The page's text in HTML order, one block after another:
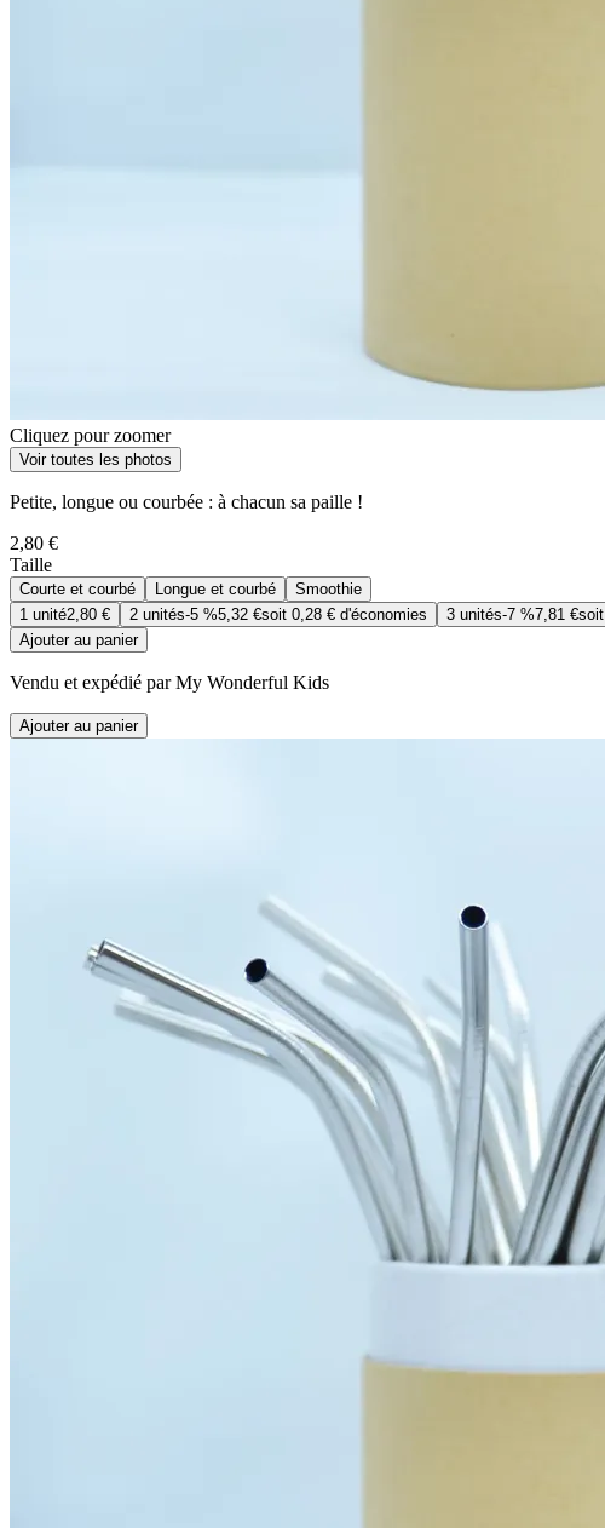
Cliquez pour zoomer
Voir toutes les photos
Petite, longue ou courbée : à chacun sa paille !
2,80 €
Taille
Courte et courbé Longue et courbé
Smoothie
1 unité2,80 € 2 unités-5 %5,32 €soit 0,28 € d'économies 3 unités-7 %7,81 €soit
Ajouter au panier
Vendu et expédié par My Wonderful Kids
Ajouter au panier